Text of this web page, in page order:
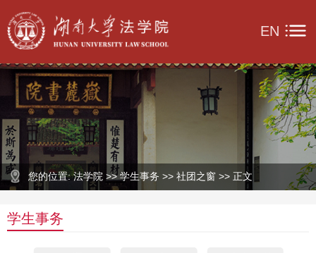
EN
您的位置: 法学院 >> 学生事务 >> 社团之窗 >> 正文
学生事务